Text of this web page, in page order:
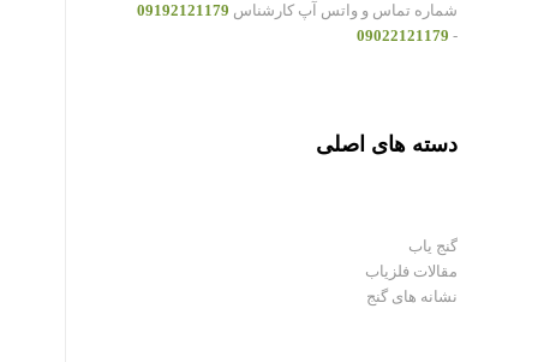
شماره تماس و واتس آپ کارشناس 09192121179
-
09022121179
دسته های اصلی
گنج یاب
مقالات فلزیاب
نشانه های گنج